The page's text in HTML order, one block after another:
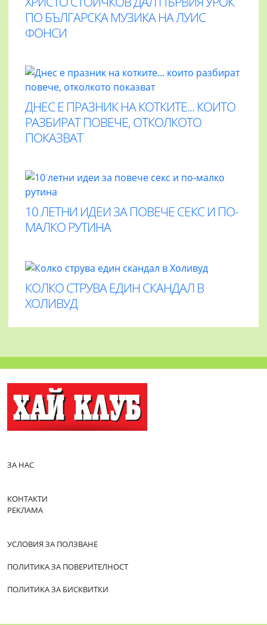
ПО БЪЛГАРСКА МУЗИКА НА ЛУИС
ФОНСИ
ДНЕС Е ПРАЗНИК НА КОТКИТЕ... КОИТО
РАЗБИРАТ ПОВЕЧЕ, ОТКОЛКОТО
ПОКАЗВАТ
10 ЛЕТНИ ИДЕИ ЗА ПОВЕЧЕ СЕКС И ПО-
МАЛКО РУТИНА
КОЛКО СТРУВА ЕДИН СКАНДАЛ В
ХОЛИВУД
ЗА НАС
КОНТАКТИ
РЕКЛАМА
УСЛОВИЯ ЗА ПОЛЗВАНЕ
ПОЛИТИКА ЗА ПОВЕРИТЕЛНОСТ
ПОЛИТИКА ЗА БИСКВИТКИ